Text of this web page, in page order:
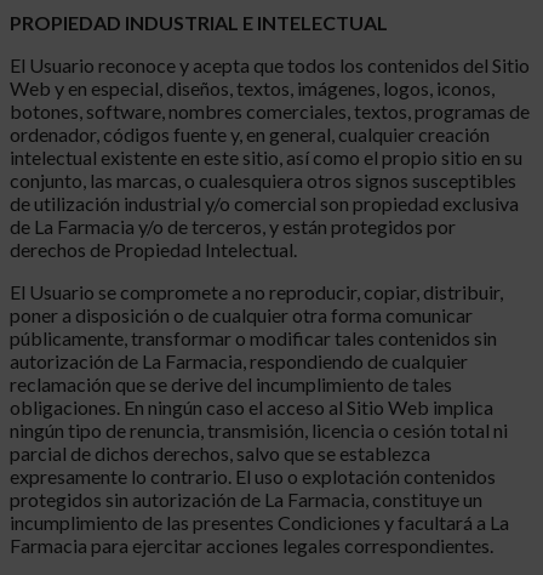
PROPIEDAD INDUSTRIAL E INTELECTUAL
El Usuario reconoce y acepta que todos los contenidos del Sitio
Web y en especial, diseños, textos, imágenes, logos, iconos,
botones, software, nombres comerciales, textos, programas de
ordenador, códigos fuente y, en general, cualquier creación
intelectual existente en este sitio, así como el propio sitio en su
conjunto, las marcas, o cualesquiera otros signos susceptibles
de utilización industrial y/o comercial son propiedad exclusiva
de La Farmacia y/o de terceros, y están protegidos por
derechos de Propiedad Intelectual.
El Usuario se compromete a no reproducir, copiar, distribuir,
poner a disposición o de cualquier otra forma comunicar
públicamente, transformar o modificar tales contenidos sin
autorización de La Farmacia, respondiendo de cualquier
reclamación que se derive del incumplimiento de tales
obligaciones. En ningún caso el acceso al Sitio Web implica
ningún tipo de renuncia, transmisión, licencia o cesión total ni
parcial de dichos derechos, salvo que se establezca
expresamente lo contrario. El uso o explotación contenidos
protegidos sin autorización de La Farmacia, constituye un
incumplimiento de las presentes Condiciones y facultará a La
Farmacia para ejercitar acciones legales correspondientes.